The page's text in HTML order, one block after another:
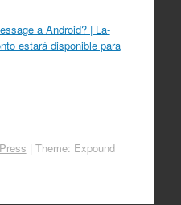
a Android? | La-
estará disponible para
| Theme: Expound